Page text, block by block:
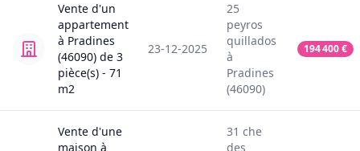
Vente d'un
appartement
à Pradines
(46090) de 3
pièce(s) - 71
m2
23-12-2025
25
peyros
quillados
à
Pradines
(46090)
194 400€
Vente d'une
maison à
31 che
des